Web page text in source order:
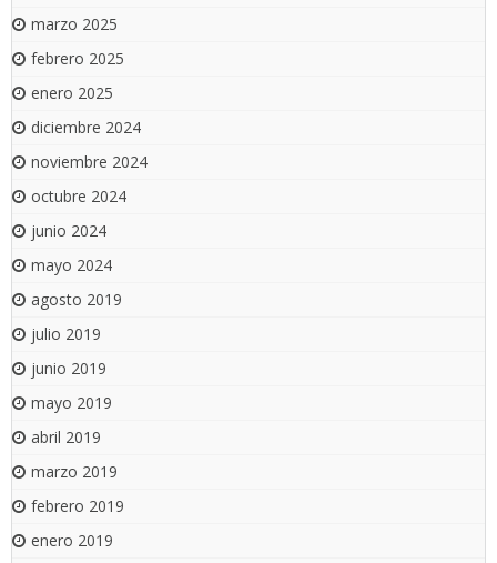
marzo 2025
febrero 2025
enero 2025
diciembre 2024
noviembre 2024
octubre 2024
junio 2024
mayo 2024
agosto 2019
julio 2019
junio 2019
mayo 2019
abril 2019
marzo 2019
febrero 2019
enero 2019